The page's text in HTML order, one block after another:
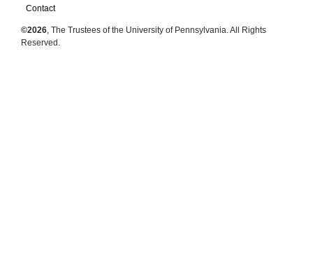
Contact
©2026, The Trustees of the University of Pennsylvania. All Rights
Reserved.